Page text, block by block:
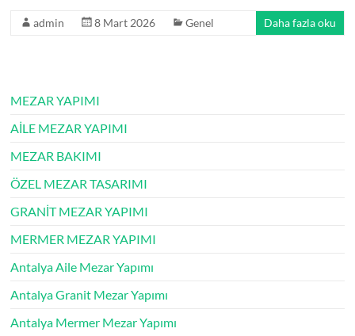
admin 8 Mart 2026 Genel Daha fazla oku
MEZAR YAPIMI
AİLE MEZAR YAPIMI
MEZAR BAKIMI
ÖZEL MEZAR TASARIMI
GRANİT MEZAR YAPIMI
MERMER MEZAR YAPIMI
Antalya Aile Mezar Yapımı
Antalya Granit Mezar Yapımı
Antalya Mermer Mezar Yapımı